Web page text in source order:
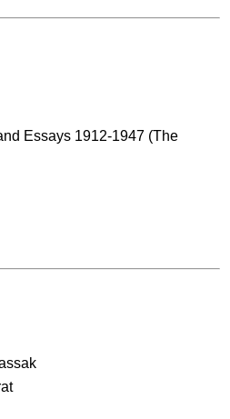
Essays 1912-1947 (The